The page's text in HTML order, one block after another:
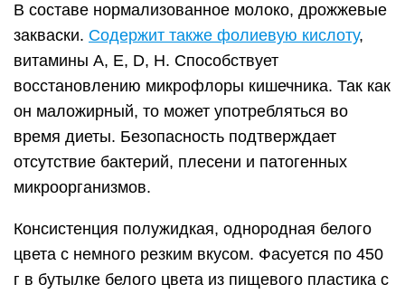
В составе нормализованное молоко, дрожжевые
закваски. Содержит также фолиевую кислоту,
витамины А, Е, D, Н. Способствует
восстановлению микрофлоры кишечника. Так как
он маложирный, то может употребляться во
время диеты. Безопасность подтверждает
отсутствие бактерий, плесени и патогенных
микроорганизмов.
Консистенция полужидкая, однородная белого
цвета с немного резким вкусом. Фасуется по 450
г в бутылке белого цвета из пищевого пластика с